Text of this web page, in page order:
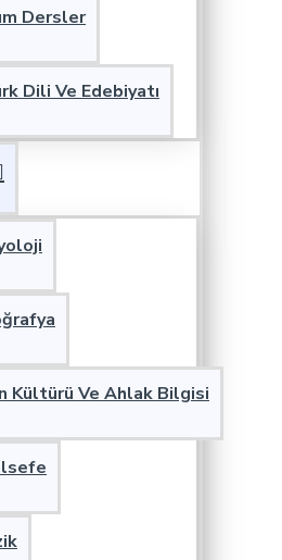
Dersler
Dili Ve Edebiyatı
Kültürü Ve Ahlak Bilgisi